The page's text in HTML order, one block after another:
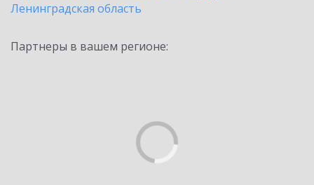
Ленинградская область
Партнеры в вашем регионе: